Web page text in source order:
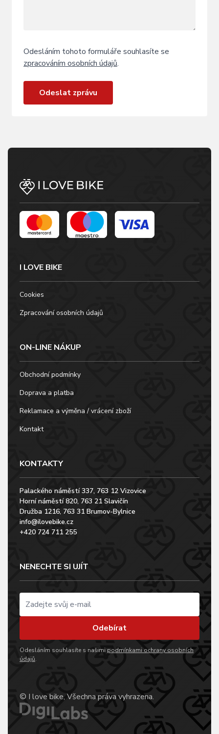
Odesláním tohoto formuláře souhlasíte se
zpracováním osobních údajů.
Odeslat zprávu
I LOVE BIKE
Cookies
Zpracování osobních údajů
ON-LINE NÁKUP
Obchodní podmínky
Doprava a platba
Reklamace a výměna / vrácení zboží
Kontakt
KONTAKTY
Palackého náměstí 337, 763 12 Vizovice
Horní náměstí 820, 763 21 Slavičín
Družba 1216, 763 31 Brumov-Bylnice
info@ilovebike.cz
+420 724 711 255
NENECHTE SI UJÍT
Odebírat
Odesláním souhlasíte s našimi podmínkami ochrany osobních
údajů.
© I love bike, Všechna práva vyhrazena.